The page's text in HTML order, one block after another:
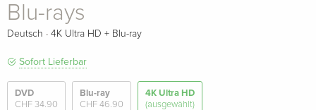
Blu-rays
Deutsch · 4K Ultra HD + Blu-ray
Sofort Lieferbar
DVD
CHF 34.90
Blu-ray
CHF 46.90
4K Ultra HD
(ausgewählt)